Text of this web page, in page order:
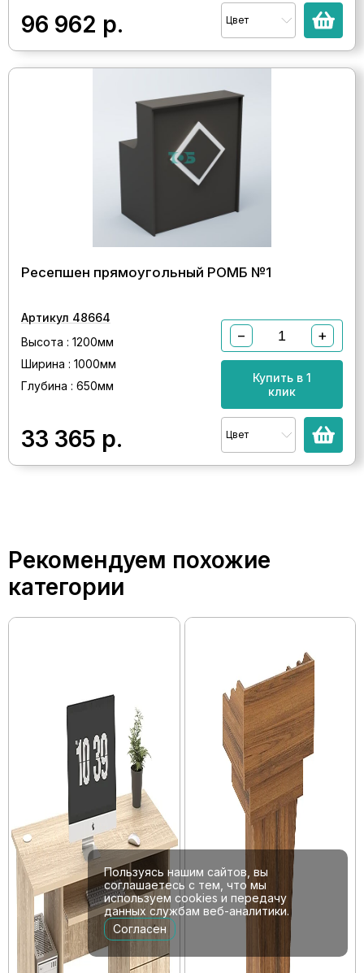
96 962 р. Цвет
Ресепшен прямоугольный РОМБ №1
Артикул 48664
Высота : 1200мм
Ширина : 1000мм
Глубина : 650мм
33 365 р.
− +
Купить в 1
клик
Цвет
Рекомендуем похожие
категории
Пользуясь нашим сайтов, вы
соглашаетесь с тем, что мы
используем cookies и передачу
данных службам веб-аналитики.
Согласен